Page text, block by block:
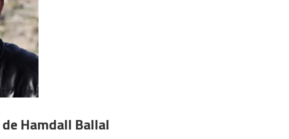
Hamdall Ballal